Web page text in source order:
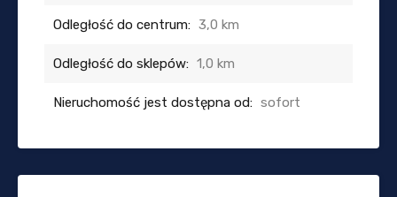
Odległość do centrum: 3,0 km
Odległość do sklepów: 1,0 km
Nieruchomość jest dostępna od: sofort